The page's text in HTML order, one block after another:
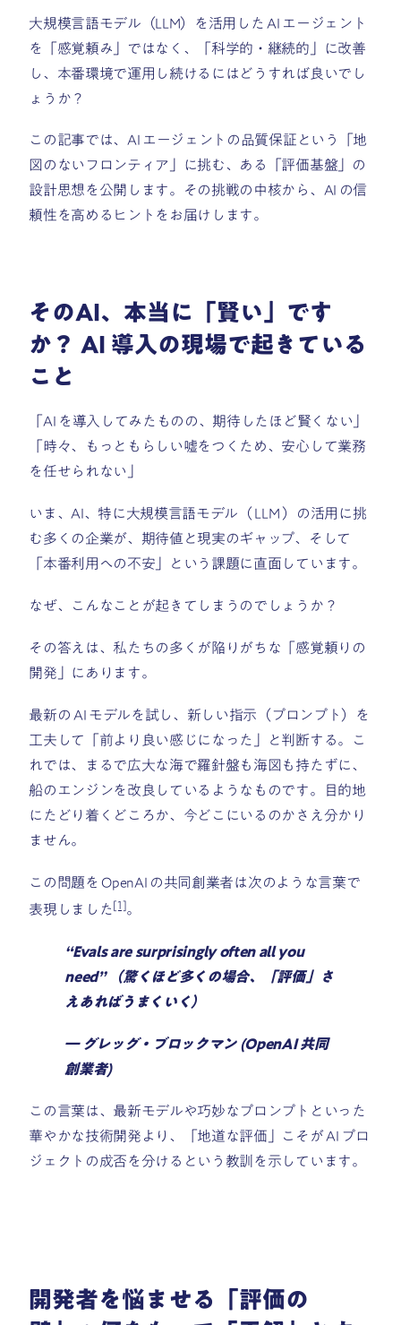
大規模言語モデル（LLM）を活用した AI エージェント
を「感覚頼み」ではなく、「科学的・継続的」に改善
し、本番環境で運用し続けるにはどうすれば良いでし
ょうか？
この記事では、AI エージェントの品質保証という「地
図のないフロンティア」に挑む、ある「評価基盤」の
設計思想を公開します。その挑戦の中核から、AI の信
頼性を高めるヒントをお届けします。
そのAI、本当に「賢い」です
か？ AI 導入の現場で起きている
こと
「AI を導入してみたものの、期待したほど賢くない」
「時々、もっともらしい嘘をつくため、安心して業務
を任せられない」
いま、AI、特に大規模言語モデル（ LLM ）の活用に挑
む多くの企業が、期待値と現実のギャップ、そして
「本番利用への不安」という課題に直面しています。
なぜ、こんなことが起きてしまうのでしょうか？
その答えは、私たちの多くが陥りがちな「感覚頼りの
開発」にあります。
最新の AI モデルを試し、新しい指示（プロンプト）を
工夫して「前より良い感じになった」と判断する。こ
れでは、まるで広大な海で羅針盤も海図も持たずに、
船のエンジンを改良しているようなものです。目的地
にたどり着くどころか、今どこにいるのかさえ分かり
ません。
この問題を OpenAI の共同創業者は次のような言葉で
表現しました [1]。
“Evals are surprisingly often all you
need” （驚くほど多くの場合、「評価」さ
えあればうまくいく）
― グレッグ・ブロックマン (OpenAI 共同
創業者)
この言葉は、最新モデルや巧妙なプロンプトといった
華やかな技術開発より、「地道な評価」こそが AI プロ
ジェクトの成否を分けるという教訓を示しています。
開発者を悩ませる「評価の